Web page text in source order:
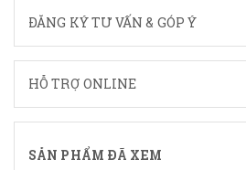
ĐĂNG KÝ TƯ VẤN & GÓP Ý
HỖ TRỢ ONLINE
SẢN PHẨM ĐÃ XEM